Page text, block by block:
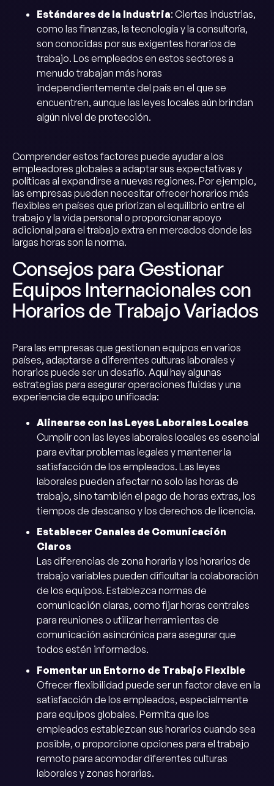
Estándares de la Industria: Ciertas industrias,
como las finanzas, la tecnología y la consultoría,
son conocidas por sus exigentes horarios de
trabajo. Los empleados en estos sectores a
menudo trabajan más horas
independientemente del país en el que se
encuentren, aunque las leyes locales aún brindan
algún nivel de protección.
Comprender estos factores puede ayudar a los
empleadores globales a adaptar sus expectativas y
políticas al expandirse a nuevas regiones. Por ejemplo,
las empresas pueden necesitar ofrecer horarios más
flexibles en países que priorizan el equilibrio entre el
trabajo y la vida personal o proporcionar apoyo
adicional para el trabajo extra en mercados donde las
largas horas son la norma.
Consejos para Gestionar
Equipos Internacionales con
Horarios de Trabajo Variados
Para las empresas que gestionan equipos en varios
países, adaptarse a diferentes culturas laborales y
horarios puede ser un desafío. Aquí hay algunas
estrategias para asegurar operaciones fluidas y una
experiencia de equipo unificada:
Alinearse con las Leyes Laborales Locales
Cumplir con las leyes laborales locales es esencial
para evitar problemas legales y mantener la
satisfacción de los empleados. Las leyes
laborales pueden afectar no solo las horas de
trabajo, sino también el pago de horas extras, los
tiempos de descanso y los derechos de licencia.
Establecer Canales de Comunicación
Claros
Las diferencias de zona horaria y los horarios de
trabajo variables pueden dificultar la colaboración
de los equipos. Establezca normas de
comunicación claras, como fijar horas centrales
para reuniones o utilizar herramientas de
comunicación asincrónica para asegurar que
todos estén informados.
Fomentar un Entorno de Trabajo Flexible
Ofrecer flexibilidad puede ser un factor clave en la
satisfacción de los empleados, especialmente
para equipos globales. Permita que los
empleados establezcan sus horarios cuando sea
posible, o proporcione opciones para el trabajo
remoto para acomodar diferentes culturas
laborales y zonas horarias.